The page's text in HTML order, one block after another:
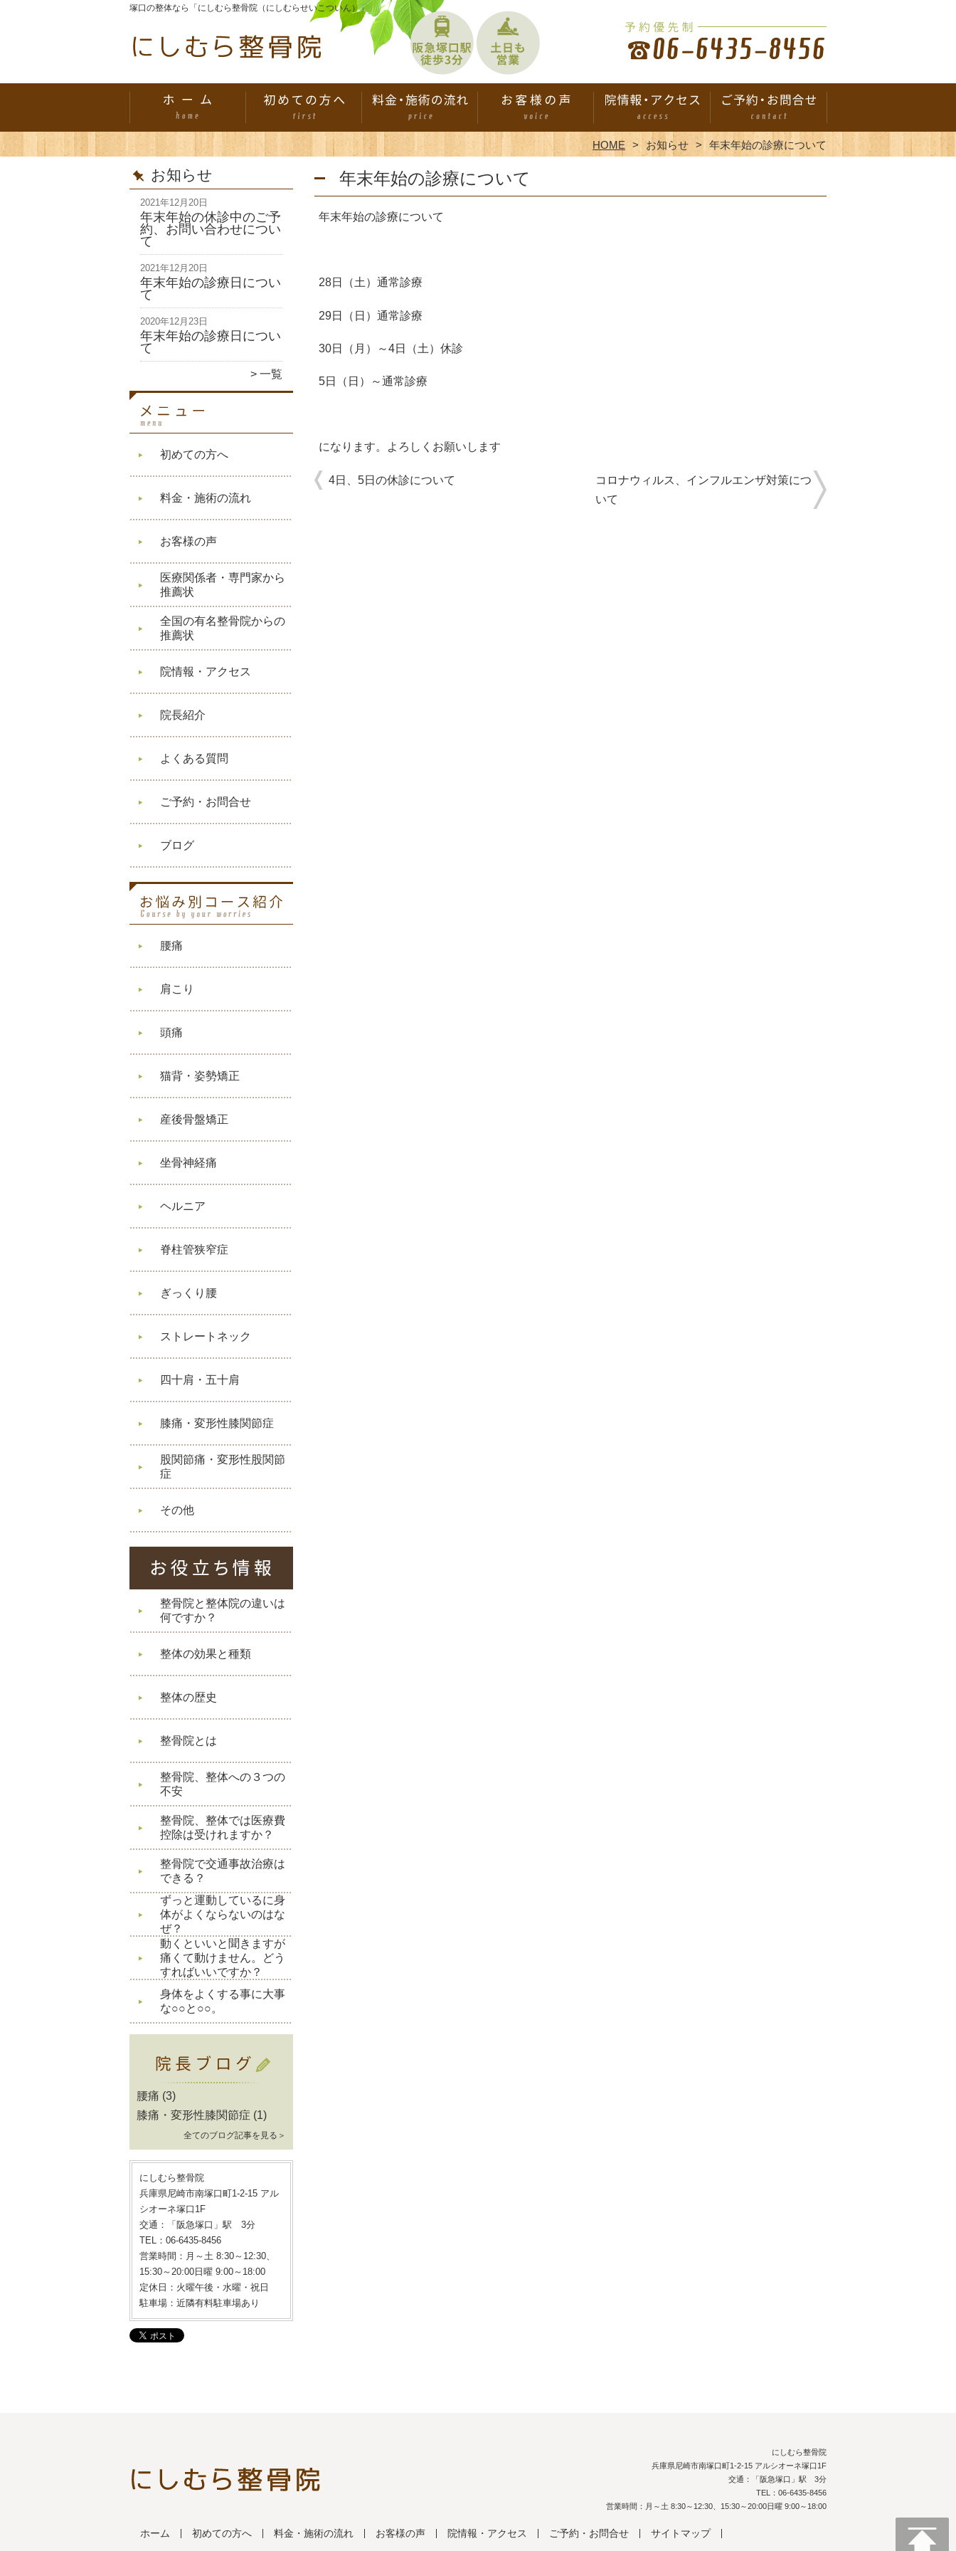
塚口の整体なら「にしむら整骨院（にしむらせいこついん）」
HOME お知らせ 年末年始の診療について
お知らせ
2021年12月20日
年末年始の休診中のご予
約、お問い合わせについ
て
2021年12月20日
年末年始の診療日につい
て
2020年12月23日
年末年始の診療日につい
て
一覧
初めての方へ
料金・施術の流れ
お客様の声
医療関係者・専門家から
推薦状
全国の有名整骨院からの
推薦状
院情報・アクセス
院長紹介
よくある質問
ご予約・お問合せ
ブログ
腰痛
肩こり
頭痛
猫背・姿勢矯正
産後骨盤矯正
坐骨神経痛
ヘルニア
脊柱管狭窄症
ぎっくり腰
ストレートネック
四十肩・五十肩
膝痛・変形性膝関節症
股関節痛・変形性股関節
症
その他
整骨院と整体院の違いは
何ですか？
整体の効果と種類
整体の歴史
整骨院とは
整骨院、整体への３つの
不安
整骨院、整体では医療費
控除は受けれますか？
整骨院で交通事故治療は
できる？
ずっと運動しているに身
体がよくならないのはな
ぜ？
動くといいと聞きますが
痛くて動けません。どう
すればいいですか？
身体をよくする事に大事
な○○と○○。
腰痛 (3)
膝痛・変形性膝関節症 (1)
全てのブログ記事を見る＞
にしむら整骨院
兵庫県尼崎市南塚口町1-2-15 アル
シオーネ塚口1F
交通：「阪急塚口」駅 3分
TEL：06-6435-8456
営業時間：月～土 8:30～12:30、
15:30～20:00日曜 9:00～18:00
定休日：火曜午後・水曜・祝日
駐車場：近隣有料駐車場あり
年末年始の診療について
年末年始の診療について
28日（土）通常診療
29日（日）通常診療
30日（月）～4日（土）休診
5日（日）～通常診療
になります。よろしくお願いします
4日、5日の休診について
コロナウィルス、インフルエンザ対策につ
いて
にしむら整骨院
兵庫県尼崎市南塚口町1-2-15 アルシオーネ塚口1F
交通：「阪急塚口」駅 3分
TEL：06-6435-8456
営業時間：月～土 8:30～12:30、15:30～20:00日曜 9:00～18:00
ホーム 初めての方へ 料金・施術の流れ お客様の声 院情報・アクセス ご予約・お問合せ サイトマップ